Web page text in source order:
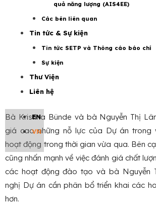
quả năng lượng (AIS4EE)
Các bên liên quan
Tin tức & Sự kiện
Tin tức SETP và Thông cáo báo chí
Sự kiện
Thư Viện
Liên hệ
EN
VN
Dự án IEEP bao gồm 3 hợp phần, gồm
cường khung thể chế và chính sách.
trình xây dựng năng lực; Hợp phần 3:
về hệ thống quản lý năng lượng và tối
hoạt động của 3 hợp phần Dự án
tháng 10/2023 đến nay và đều đang được
Bà Kristina ​Bünde và bà Nguyễn Thị
giá cao những nỗ lực của Dự án trong
hoạt động trong thời gian vừa qua. Bên
cũng nhấn mạnh về việc đánh giá chất
các hoạt động đào tạo và bà Nguyễn
nghị Dự án cần phân bổ triển khai các
hơn.